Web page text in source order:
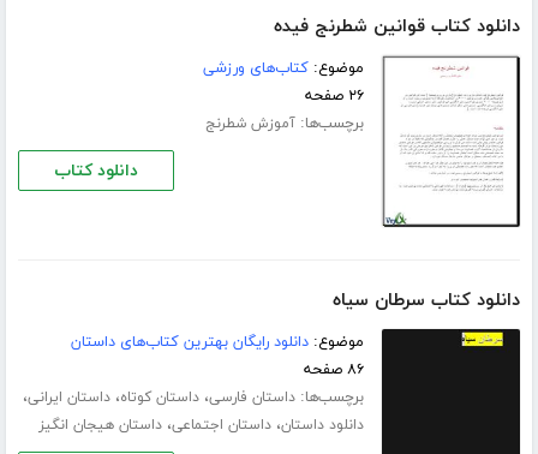
دانلود کتاب قوانین شطرنج فیده
موضوع:کتاب‌های ورزشی
۲۶ صفحه
برچسب‌ها:آموزش شطرنج
دانلود کتاب
دانلود کتاب سرطان سیاه
موضوع:دانلود رایگان بهترین کتاب‌های داستان
۸۶ صفحه
برچسب‌ها:داستان فارسی،داستان کوتاه،داستان ایرانی،
دانلود داستان،داستان اجتماعی،داستان هیجان انگیز